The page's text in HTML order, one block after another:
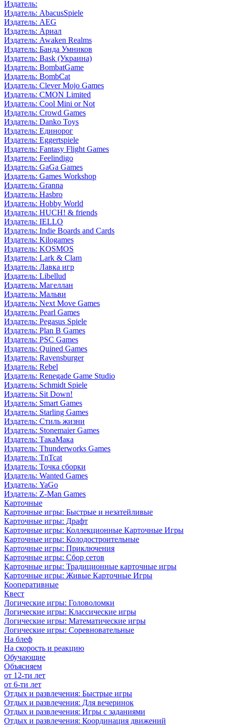
Издатель:
Издатель: AbacusSpiele
Издатель: AEG
Издатель: Ариал
Издатель: Awaken Realms
Издатель: Банда Умников
Издатель: Bask (Украина)
Издатель: BombatGame
Издатель: BombCat
Издатель: Clever Mojo Games
Издатель: CMON Limited
Издатель: Cool Mini or Not
Издатель: Crowd Games
Издатель: Danko Toys
Издатель: Единорог
Издатель: Eggertspiele
Издатель: Fantasy Flight Games
Издатель: Feelindigo
Издатель: GaGa Games
Издатель: Games Workshop
Издатель: Granna
Издатель: Hasbro
Издатель: Hobby World
Издатель: HUCH! & friends
Издатель: IELLO
Издатель: Indie Boards and Cards
Издатель: Kilogames
Издатель: KOSMOS
Издатель: Lark & Clam
Издатель: Лавка игр
Издатель: Libellud
Издатель: Магеллан
Издатель: Мальви
Издатель: Next Move Games
Издатель: Pearl Games
Издатель: Pegasus Spiele
Издатель: Plan B Games
Издатель: PSC Games
Издатель: Quined Games
Издатель: Ravensburger
Издатель: Rebel
Издатель: Renegade Game Studio
Издатель: Schmidt Spiele
Издатель: Sit Down!
Издатель: Smart Games
Издатель: Starling Games
Издатель: Стиль жизни
Издатель: Stonemaier Games
Издатель: ТакаМака
Издатель: Thunderworks Games
Издатель: TnTcat
Издатель: Точка сборки
Издатель: Wanted Games
Издатель: YaGo
Издатель: Z-Man Games
Карточные
Карточные игры: Быстрые и незатейливые
Карточные игры: Драфт
Карточные игры: Коллекционные Карточные Игры
Карточные игры: Колодостроительные
Карточные игры: Приключения
Карточные игры: Сбор сетов
Карточные игры: Традиционные карточные игры
Карточные игры: Живые Карточные Игры
Кооперативные
Квест
Логические игры: Головоломки
Логические игры: Классические игры
Логические игры: Математические игры
Логические игры: Соревновательные
На блеф
На скорость и реакцию
Обучающие
Объясняем
от 12-ти лет
от 6-ти лет
Отдых и развлечения: Быстрые игры
Отдых и развлечения: Для вечеринок
Отдых и развлечения: Игры с заданиями
Отдых и развлечения: Координация движений